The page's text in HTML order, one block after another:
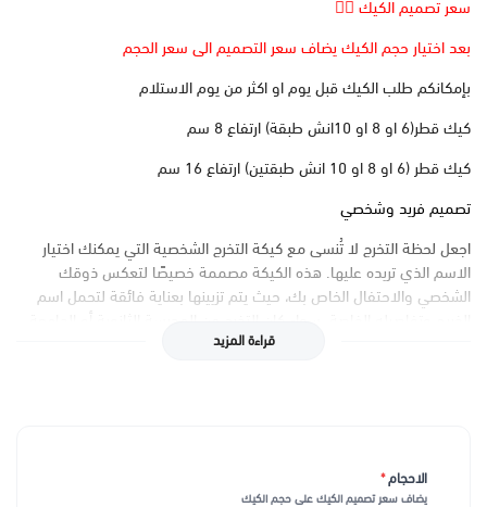
سعر تصميم الكيك 👆🏻
بعد اختيار حجم الكيك يضاف سعر التصميم الى سعر الحجم
بإمكانكم طلب الكيك قبل يوم او اكثر من يوم الاستلام
كيك قطر(6 او 8 او 10انش طبقة) ارتفاع 8 سم
كيك قطر (6 او 8 او 10 انش طبقتين) ارتفاع 16 سم
تصميم فريد وشخصي
اجعل لحظة التخرج لا تُنسى مع كيكة التخرج الشخصية التي يمكنك اختيار
الاسم الذي تريده عليها. هذه الكيكة مصممة خصيصًا لتعكس ذوقك
الشخصي والاحتفال الخاص بك، حيث يتم تزيينها بعناية فائقة لتحمل اسم
ستضيف هذه الكيكة لمسة مميزة إلى حفل التخرج.
الطازجة، ستجد ما يناسبك لدينا. نحن نستخدم فقط أجود المكونات لضمان
تجربة طعم لا تُنسى في كل قطعة من الكيكة. اجعل من لحظة التخرج
قراءة المزيد
الاحجام*
يضاف سعر تصميم الكيك على حجم الكيك